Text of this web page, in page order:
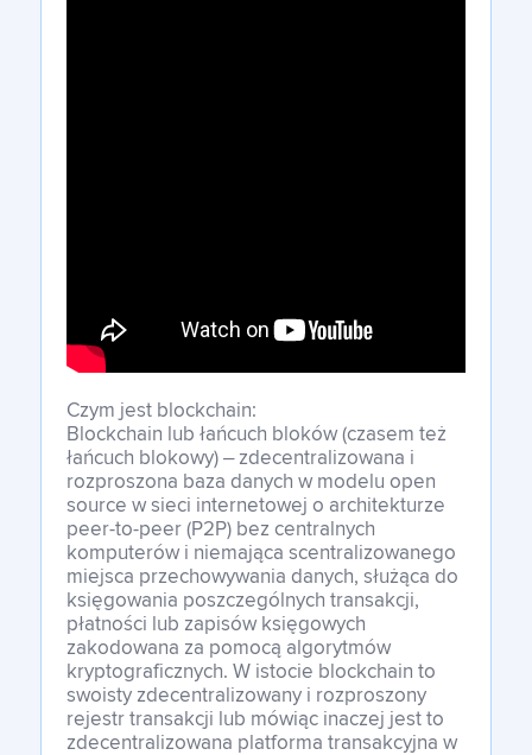
Czym jest blockchain:
Blockchain lub łańcuch bloków (czasem też
łańcuch blokowy) – zdecentralizowana i
rozproszona baza danych w modelu open
source w sieci internetowej o architekturze
peer-to-peer (P2P) bez centralnych
komputerów i niemająca scentralizowanego
miejsca przechowywania danych, służąca do
księgowania poszczególnych transakcji,
płatności lub zapisów księgowych
zakodowana za pomocą algorytmów
kryptograficznych. W istocie blockchain to
swoisty zdecentralizowany i rozproszony
rejestr transakcji lub mówiąc inaczej jest to
zdecentralizowana platforma transakcyjna w